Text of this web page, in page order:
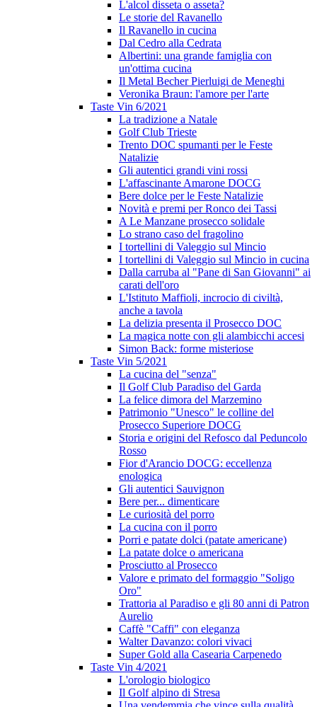
L'alcol disseta o asseta?
Le storie del Ravanello
Il Ravanello in cucina
Dal Cedro alla Cedrata
Albertini: una grande famiglia con
un'ottima cucina
Il Metal Becher Pierluigi de Meneghi
Veronika Braun: l'amore per l'arte
Taste Vin 6/2021
La tradizione a Natale
Golf Club Trieste
Trento DOC spumanti per le Feste
Natalizie
Gli autentici grandi vini rossi
L'affascinante Amarone DOCG
Bere dolce per le Feste Natalizie
Novità e premi per Ronco dei Tassi
A Le Manzane prosecco solidale
Lo strano caso del fragolino
I tortellini di Valeggio sul Mincio
I tortellini di Valeggio sul Mincio in cucina
Dalla carruba al "Pane di San Giovanni" ai
carati dell'oro
L'Istituto Maffioli, incrocio di civiltà,
anche a tavola
La delizia presenta il Prosecco DOC
La magica notte con gli alambicchi accesi
Simon Back: forme misteriose
Taste Vin 5/2021
La cucina del "senza"
Il Golf Club Paradiso del Garda
La felice dimora del Marzemino
Patrimonio "Unesco" le colline del
Prosecco Superiore DOCG
Storia e origini del Refosco dal Peduncolo
Rosso
Fior d'Arancio DOCG: eccellenza
enologica
Gli autentici Sauvignon
Bere per... dimenticare
Le curiosità del porro
La cucina con il porro
Porri e patate dolci (patate americane)
La patate dolce o americana
Prosciutto al Prosecco
Valore e primato del formaggio "Soligo
Oro"
Trattoria al Paradiso e gli 80 anni di Patron
Aurelio
Caffè "Caffi" con eleganza
Walter Davanzo: colori vivaci
Super Gold alla Casearia Carpenedo
Taste Vin 4/2021
L'orologio biologico
Il Golf alpino di Stresa